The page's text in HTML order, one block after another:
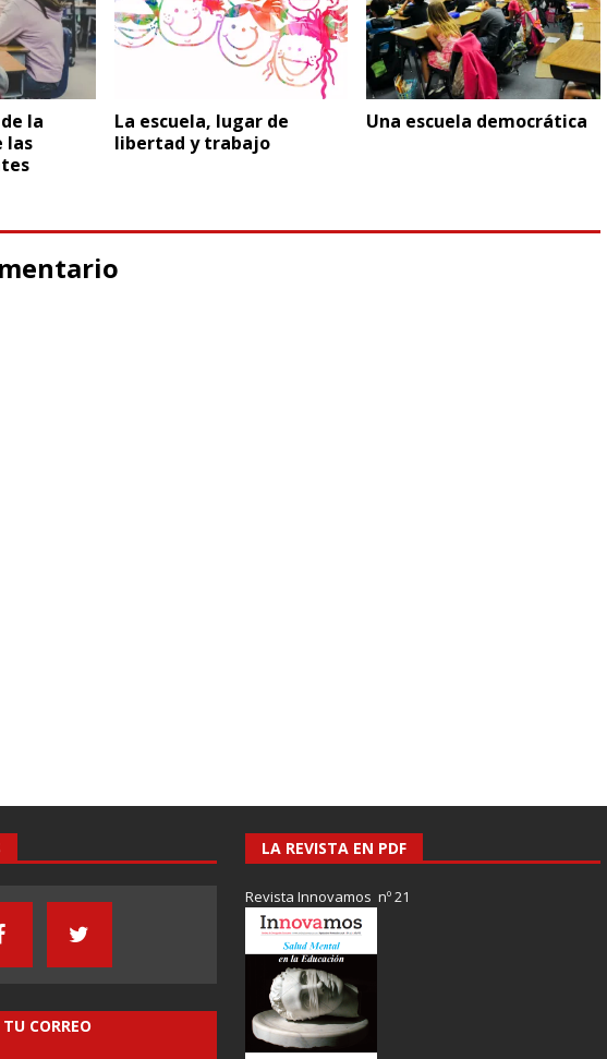
la
las
La escuela, lugar de
libertad y trabajo
Una escuela democrática
CORREO
LA REVISTA EN PDF
Revista Innovamos nº 21